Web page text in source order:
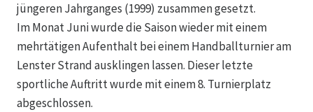
jüngeren Jahrganges (1999) zusammen gesetzt.
Im Monat Juni wurde die Saison wieder mit einem
mehrtätigen Aufenthalt bei einem Handballturnier am
Lenster Strand ausklingen lassen. Dieser letzte
sportliche Auftritt wurde mit einem 8. Turnierplatz
abgeschlossen.